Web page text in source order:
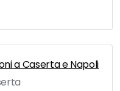
a Caserta e Napoli